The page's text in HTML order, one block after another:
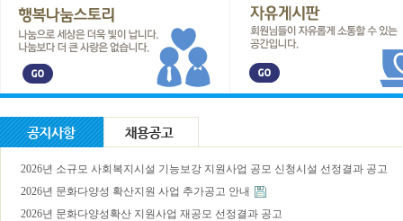
2026년 소규모 사회복지시설 기능보강 지원사업 공모 신청시설 선정결과 공고
2026년 문화다양성 확산지원 사업 추가공고 안내
2026년 문화다양성확산 지원사업 재공모 선정결과 공고